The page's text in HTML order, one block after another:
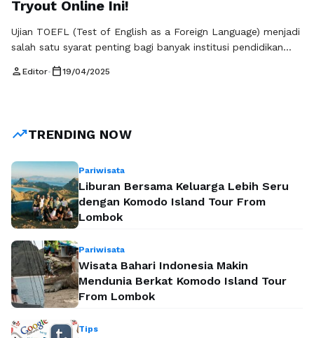
Tryout Online Ini!
Ujian TOEFL (Test of English as a Foreign Language) menjadi
salah satu syarat penting bagi banyak institusi pendidikan
melanjutkan studi atau bekerja di luar negeri, memiliki skor
person Editor• calendar_today19/04/2025
trending_upTRENDING NOW
Pariwisata
Liburan Bersama Keluarga Lebih Seru
dengan Komodo Island Tour From
Lombok
Pariwisata
Wisata Bahari Indonesia Makin
Mendunia Berkat Komodo Island Tour
From Lombok
Tips